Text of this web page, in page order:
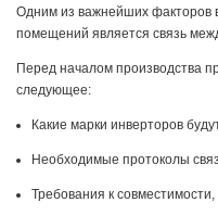
Одним из важнейших факторов
помещений является связь
Перед началом производства
следующее:
Какие марки инверторов
Необходимые протоколы
Требования к